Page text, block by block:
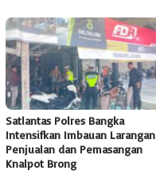
Satlantas Polres Bangka
Intensifkan Imbauan Larangan
Penjualan dan Pemasangan
Knalpot Brong